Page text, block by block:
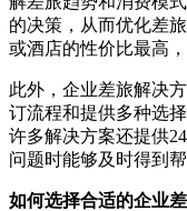
的决策，从而优化差
或酒店的性价比最高
此外，企业差旅解决
订流程和提供多种选
许多解决方案还提供
问题时能够及时得到帮
如何选择合适的企业